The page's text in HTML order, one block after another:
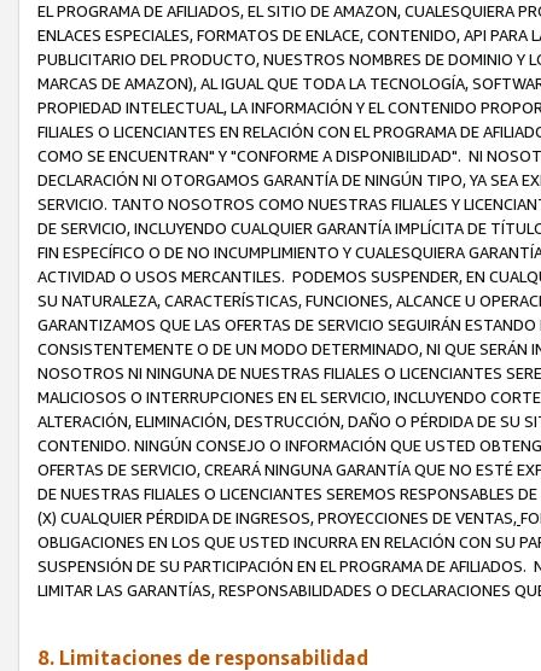
EL PROGRAMA DE AFILIADOS, EL SITIO DE AMAZON, CUALESQUIERA
ENLACES ESPECIALES, FORMATOS DE ENLACE, CONTENIDO, API
PUBLICITARIO DEL PRODUCTO, NUESTROS NOMBRES DE DOMINIO Y
MARCAS DE AMAZON), AL IGUAL QUE TODA LA TECNOLOGÍA,
PROPIEDAD INTELECTUAL, LA INFORMACIÓN Y EL CONTENIDO
FILIALES O LICENCIANTES EN RELACIÓN CON EL PROGRAMA DE
COMO SE ENCUENTRAN" Y "CONFORME A DISPONIBILIDAD". NI
DECLARACIÓN NI OTORGAMOS GARANTÍA DE NINGÚN TIPO, YA SEA
SERVICIO. TANTO NOSOTROS COMO NUESTRAS FILIALES Y
DE SERVICIO, INCLUYENDO CUALQUIER GARANTÍA IMPLÍCITA DE
FIN ESPECÍFICO O DE NO INCUMPLIMIENTO Y CUALESQUIERA
ACTIVIDAD O USOS MERCANTILES. PODEMOS SUSPENDER, EN
SU NATURALEZA, CARACTERÍSTICAS, FUNCIONES, ALCANCE U
GARANTIZAMOS QUE LAS OFERTAS DE SERVICIO SEGUIRÁN
CONSISTENTEMENTE O DE UN MODO DETERMINADO, NI QUE SERÁN
NOSOTROS NI NINGUNA DE NUESTRAS FILIALES O LICENCIANTES
MALICIOSOS O INTERRUPCIONES EN EL SERVICIO, INCLUYENDO
ALTERACIÓN, ELIMINACIÓN, DESTRUCCIÓN, DAÑO O PÉRDIDA DE SU
CONTENIDO. NINGÚN CONSEJO O INFORMACIÓN QUE USTED
OFERTAS DE SERVICIO, CREARÁ NINGUNA GARANTÍA QUE NO ESTÉ
DE NUESTRAS FILIALES O LICENCIANTES SEREMOS RESPONSABLES
(X) CUALQUIER PÉRDIDA DE INGRESOS, PROYECCIONES DE VENTAS,
OBLIGACIONES EN LOS QUE USTED INCURRA EN RELACIÓN CON SU
SUSPENSIÓN DE SU PARTICIPACIÓN EN EL PROGRAMA DE
LIMITAR LAS GARANTÍAS, RESPONSABILIDADES O DECLARACIONES
8. Limitaciones de responsabilidad